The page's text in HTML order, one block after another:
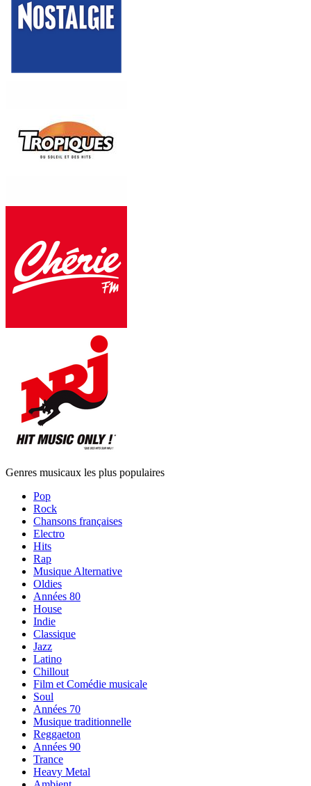
Genres musicaux les plus populaires
Pop
Rock
Chansons françaises
Electro
Hits
Rap
Musique Alternative
Oldies
Années 80
House
Indie
Classique
Jazz
Latino
Chillout
Film et Comédie musicale
Soul
Années 70
Musique traditionnelle
Reggaeton
Années 90
Trance
Heavy Metal